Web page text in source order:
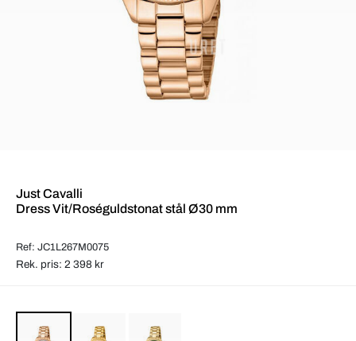
Just Cavalli
Dress Vit/Roséguldstonat stål Ø30 mm
Ref: JC1L267M0075
Rek. pris: 2 398 kr